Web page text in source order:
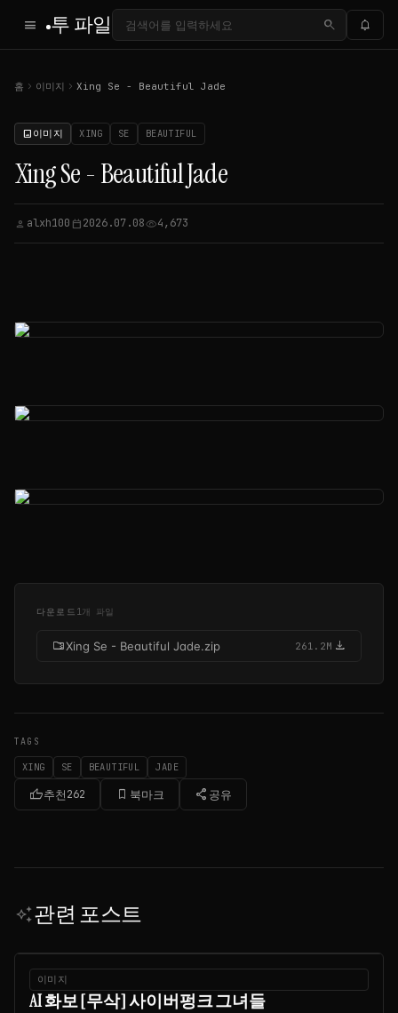
menu 투 파일 search notifications
홈 chevron_right 이미지 chevron_right Xing Se - Beautiful Jade
image 이미지 XING SE BEAUTIFUL
Xing Se - Beautiful Jade
person alxh100 calendar_today2026.07.08visibility4,673
다운로드 1개 파일
folder_zipXing Se - Beautiful Jade.zip 261.2M download
TAGS
XING SE BEAUTIFUL JADE
thumb_up추천262 bookmark_border 북마크 share 공유
auto_awesome관련 포스트
이미지
AI 화보 [무삭] 사이버펑크 그녀들